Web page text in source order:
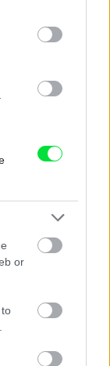
below Google
or
treba
a
ho